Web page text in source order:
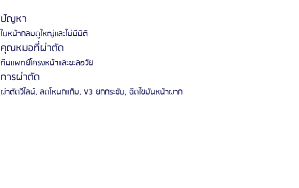
ปัญหา
ใบหน้ากลมดูใหญ่และไม่มีมิติ
คุณหมอที่ผ่าตัด
ทีมแพทย์โครงหน้าและชะลอวัย
การผ่าตัด
ผ่าตัดวีไลน์, ลดโหนกแก้ม, V3 ยกกระชับ, ฉีดไขมันหน้าผาก